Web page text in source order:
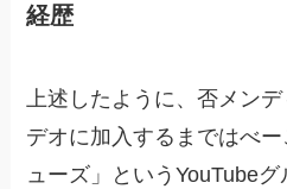
経歴
上述したように、否メン
デオに加入するまではべ
ューズ」というYouTube